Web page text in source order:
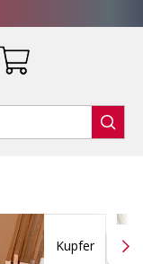
Kupfer